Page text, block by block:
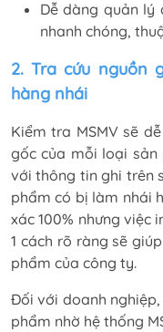
Dễ dàng quản lý
nhanh chóng,
2. Tra cứu nguồn
hàng nhái
Kiểm tra MSMV sẽ
gốc của mỗi loại
với thông tin ghi trên
phẩm có bị làm nhái
xác 100% nhưng việc
1 cách rõ ràng sẽ
phẩm của công ty.
Đối với doanh
phẩm nhờ hệ thống